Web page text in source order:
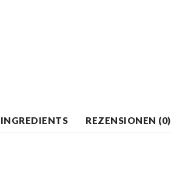
INGREDIENTS REZENSIONEN (0)